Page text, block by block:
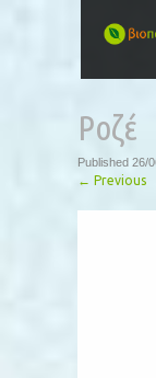
CONTENT
Ροζέ
Published 26/
← Previous